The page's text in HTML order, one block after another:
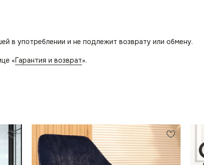
в употреблении и не подлежит возврату или обмену.
«Гарантия и возврат».